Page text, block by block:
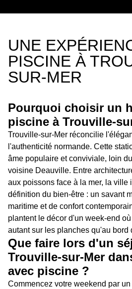
UNE
PISCINE À
SUR-MER
Pourquoi choisir un
piscine à Trouville-
Trouville-sur-Mer réconcilie
l'authenticité normande. Cette
âme populaire et conviviale, loin
voisine Deauville. Entre
aux poissons face à la mer, la ville
définition du bien-être : un savant
maritime et de confort
plantent le décor d'un week-end
autant sur les planches qu'au bord
Que faire lors d'un
Trouville-sur-Mer
avec piscine ?
Commencez votre weekend par